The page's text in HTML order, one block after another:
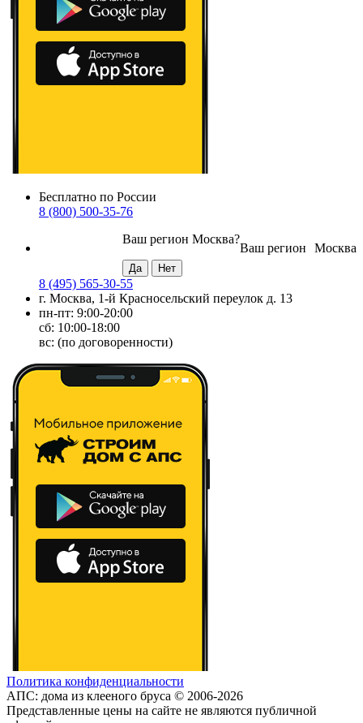
Бесплатно по России
8 (800) 500-35-76
Москва
Ваш регион
Ваш регион Москва?
8 (495) 565-30-55
г. Москва, 1-й Красносельский переулок д. 13
пн-пт: 9:00-20:00
сб: 10:00-18:00
вс: (по договоренности)
Политика конфиденциальности
АПС: дома из клееного бруса © 2006-2026
Представленные цены на сайте не являются публичной